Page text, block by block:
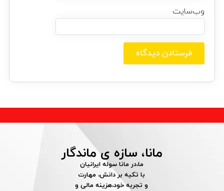
وب‌سایت
مانا، سازه ی ماندگار
ما،در مانا سوله ایرانیان
با تکیه بر دانش، مهارت
و تجربه خود،هزینه مالی و